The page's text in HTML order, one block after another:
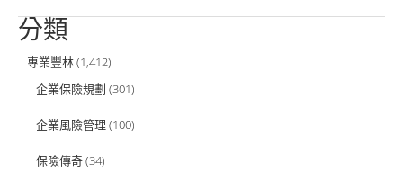
分類
專業豐林(1,412)
企業保險規劃 (301)
企業風險管理 (100)
保險傳奇(34)